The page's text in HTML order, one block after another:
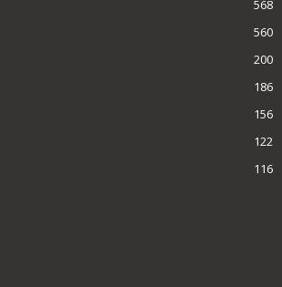
568
560
200
186
156
122
116